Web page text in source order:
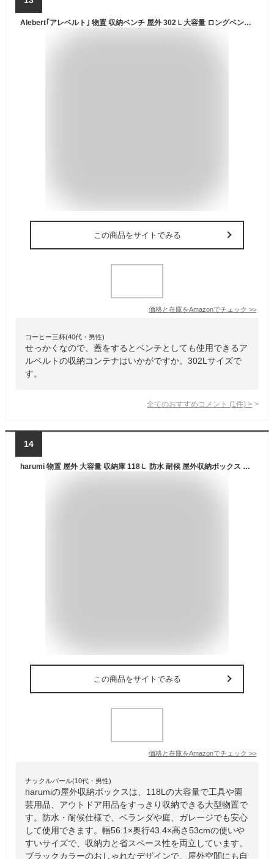
Alebert｢アレベルト｣ 物置 収納ベンチ 屋外 302Ｌ大容量 ロングベンチ 2人用 ストッカー 屋外収納 ガーデン収納 ベンチ コンテナ 防水 耐候 ベランダ/ガーデン/庭/ベランダ 収納 大容量 おしゃれ (ブラウン, 容量302L)
この商品をサイトでみる
価格と在庫をAmazonでチェック >>
コーヒー三杯(40代・男性)
せっかくなので、蓋をするとベンチとしても使用できるア
ルベルトの収納コンテナはいかがですか。302Lサイズで
す。
全てのおすすめコメント (1 件) >
14
harumi 物置 屋外 大容量 収納庫 118Ｌ 防水 耐候 屋外収納ボックス 幅56.1*奥行43.4*高さ53cm 大型物置 倉庫 ベランダ・庭・ガレージに最適 おしゃれな大型ストッカー 物置き(ブラック)
この商品をサイトでみる
価格と在庫をAmazonでチェック >>
ナックルバール(10代・男性)
harumiの屋外収納ボックスは、118Lの大容量で工具や園
芸用品、アウトドア用品をすっきり収納できる大型物置で
す。防水・耐候仕様で、ベランダや庭、ガレージでも安心
して使用できます。幅56.1×奥行43.4×高さ53cmの使いや
すいサイズで、収納力と省スペース性を両立しています。
ブラックカラーのおしゃれなデザインで、屋外空間にも自